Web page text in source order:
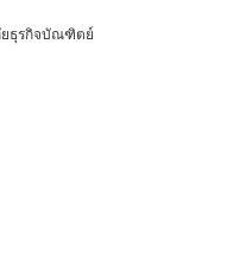
ยธุรกิจบัณฑิตย์